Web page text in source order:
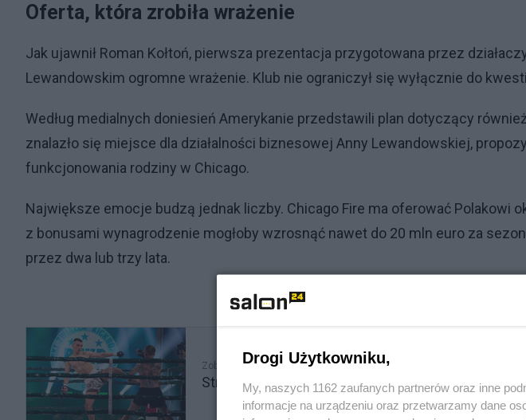
Oferta, która zrobiła wrażenie
Jak ujawnił Roman Kołtoń, pierwsza prezentacja przygotowana przez
Lewandowskim ogromne wrażenie. Klub nie ograniczył się wyłącznie do
Według medialnych doniesień Amerykanie przedstawili plan dotyczący
znalazło się miejsce dla działalności biznesowej Anny Lewandowskiej,
funkcjonowania rodziny w Chicago.
Największe emocje budzą jednak liczby. Chicago Fire ma oferować Polakowi
z bonusami wynagrodzenie mogłoby wzrosnąć nawet do 20 mln euro za
przez dwa lub trzy lata.
Zobacz także
Strike King 9 w Krakowie. Mocne nazwiska, walka
Drogi Użytkowniku,
My, naszych 1162 zaufanych partnerów oraz inne
informacje na urządzeniu oraz przetwarzamy dane